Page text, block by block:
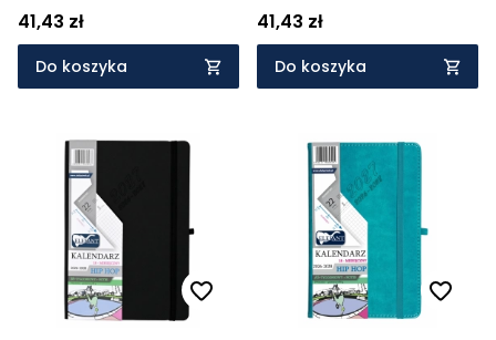
41,43 zł
Do koszyka
41,43 zł
Do koszyka